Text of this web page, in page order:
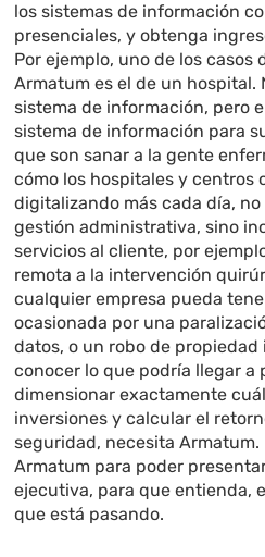
los sistemas de información
presenciales, y obtenga
Por ejemplo, uno de los casos
Armatum es el de un hospital.
sistema de información, pero
sistema de información para
que son sanar a la gente
cómo los hospitales y centros
digitalizando más cada día,
gestión administrativa, sino
servicios al cliente, por
remota a la intervención
cualquier empresa pueda
ocasionada por una
datos, o un robo de
conocer lo que podría llegar a
dimensionar exactamente
inversiones y calcular el
seguridad, necesita
Armatum para poder
ejecutiva, para que entienda,
que está pasando.